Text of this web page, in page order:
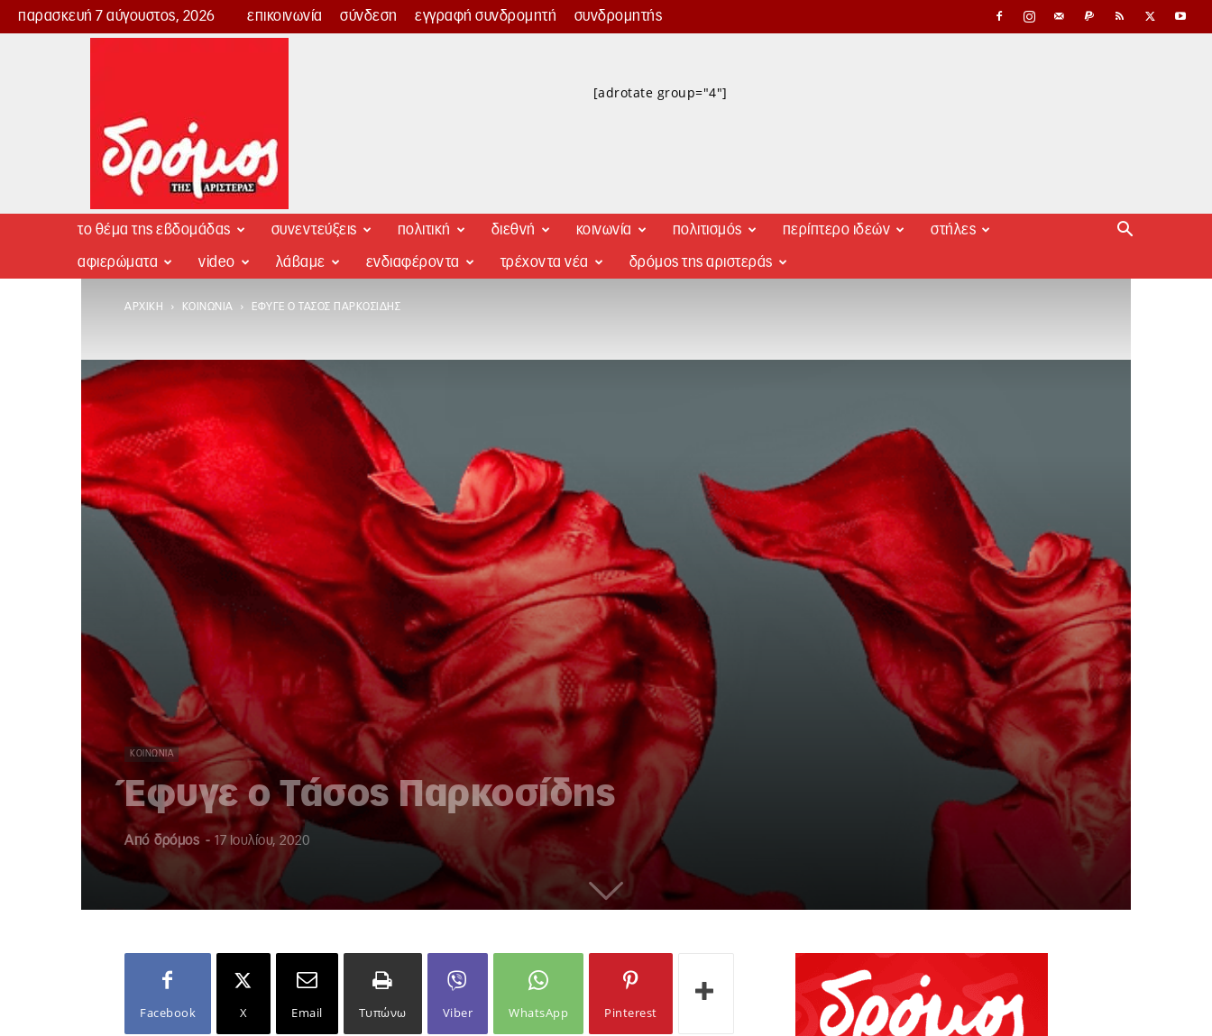
παρασκευή 7 αύγουστος, 2026 επικοινωνία σύνδεση εγγραφή συνδρομητή συνδρομητής
Δρόμος
[adrotate group="4"]
το θέμα της εβδομάδας συνεντεύξεις πολιτική διεθνή κοινωνία πολιτισμός περίπτερο ιδεών στήλες
αφιερώματα video λάβαμε ενδιαφέροντα τρέχοντα νέα δρόμος της αριστεράς
ΑΡΧΙΚΉ ΚΟΙΝΩΝΊΑ ΈΦΥΓΕ Ο ΤΆΣΟΣ ΠΑΡΚΟΣΊΔΗΣ
ΚΟΙΝΩΝΊΑ
Έφυγε ο Τάσος Παρκοσίδης
Από δρόμος - 17 Ιουλίου, 2020
Facebook X Email Τυπώνω Viber WhatsApp Pinterest